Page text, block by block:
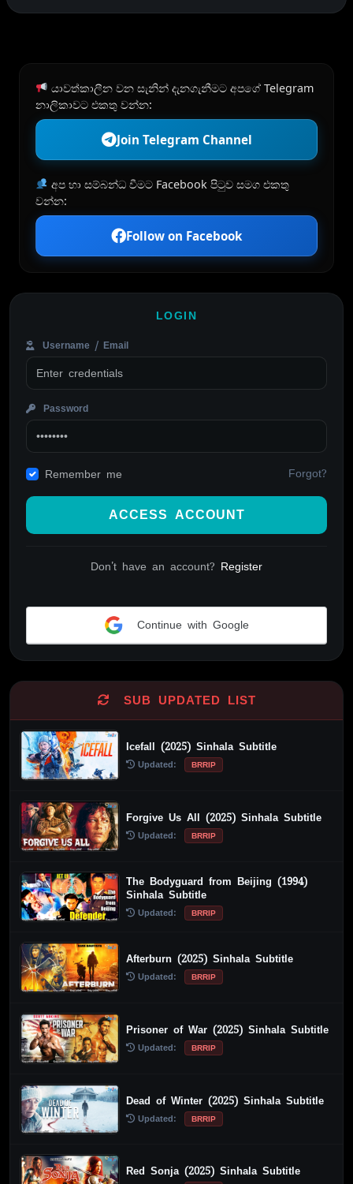
යාවත්කාලීන වන සැනින් දැනගැනීමට අපගේ Telegram
නාලිකාවට එකතු වන්න:
Join Telegram Channel
අප හා සම්බන්ධ වීමට Facebook පිටුව සමග එකතු
වන්න:
Follow on Facebook
LOGIN
Username / Email
Password
Remember me Forgot?
ACCESS ACCOUNT
Don't have an account? Register
Continue with Google
SUB UPDATED LIST
Icefall (2025) Sinhala Subtitle
Updated: BRRIP
Forgive Us All (2025) Sinhala Subtitle
Updated: BRRIP
The Bodyguard from Beijing (1994)
Sinhala Subtitle
Updated: BRRIP
Afterburn (2025) Sinhala Subtitle
Updated: BRRIP
Prisoner of War (2025) Sinhala Subtitle
Updated: BRRIP
Dead of Winter (2025) Sinhala Subtitle
Updated: BRRIP
Red Sonja (2025) Sinhala Subtitle